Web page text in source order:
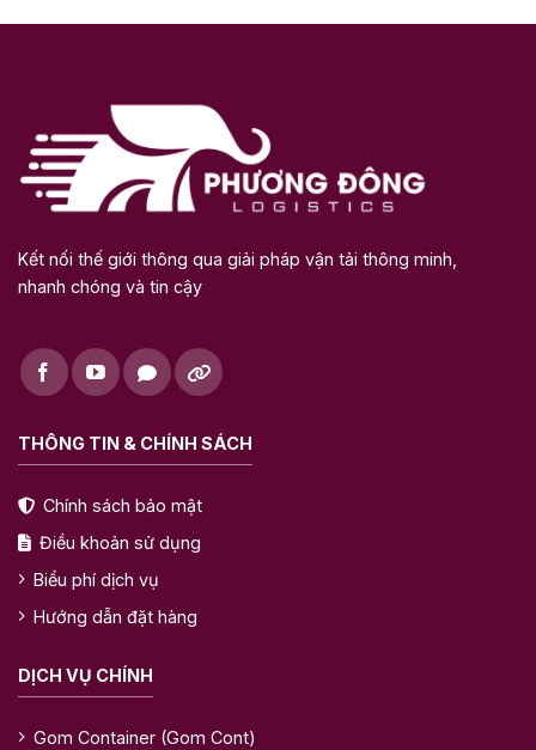
Kết nối thế giới thông qua giải pháp vận tải thông minh,
nhanh chóng và tin cậy
THÔNG TIN & CHÍNH SÁCH
Chính sách bảo mật
Điều khoản sử dụng
Biểu phí dịch vụ
Hướng dẫn đặt hàng
DỊCH VỤ CHÍNH
Gom Container (Gom Cont)